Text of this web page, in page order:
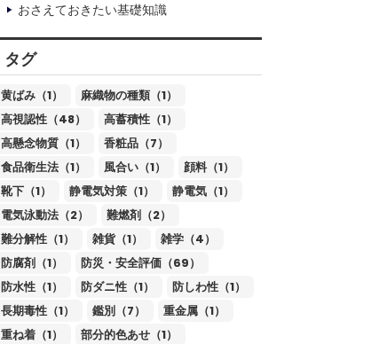
おさえておきたい基礎知識
タグ
黄ばみ（1）
麻織物の種類（1）
高視認性（48）
高蓄積性（1）
高懸念物質（1）
香粧品（7）
食品衛生法（1）
風合い（1）
顔料（1）
靴下（1）
静電気対策（1）
静電気（1）
電気泳動法（2）
難燃剤（2）
難分解性（1）
雑貨（1）
雑学（4）
防腐剤（1）
防災・安全評価（69）
防水性（1）
防ダニ性（1）
防しわ性（1）
長期毒性（1）
鑑別（7）
重金属（1）
重ね着（1）
部分的色あせ（1）